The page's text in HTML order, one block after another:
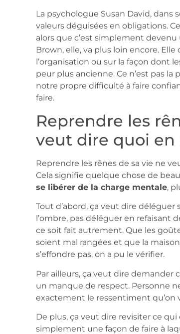
La psychologue Susan David, dans
valeurs déguisées en obligations.
alors que c’est simplement
Brown, elle, va plus loin encore.
l’organisation ou sur la façon dont
peur plus ancienne. Ce n’est pas la
notre propre difficulté à faire
faire.
Reprendre les
veut dire quoi en
Reprendre les rênes de sa vie ne
Cela signifie quelque chose de
se libérer de la charge mentale,
Tout d’abord, ça veut dire
l’ombre, pas déléguer en refaisant
ce soit fait autrement. Que les
soient mal rangées et que la
s’effondre pas, on a pu le vérifier.
Par ailleurs, ça veut dire demander
un manque de respect. Personne
exactement le ressentiment qu’on
De plus, ça veut dire revisiter ce
simplement une façon de faire à